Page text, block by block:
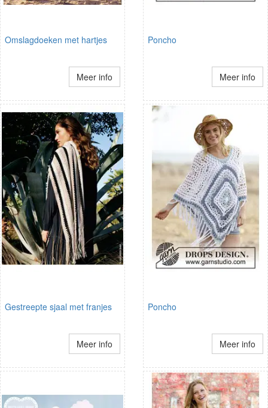
Omslagdoeken met hartjes
Meer info
Poncho
Meer info
Gestreepte sjaal met franjes
Meer info
Poncho
Meer info